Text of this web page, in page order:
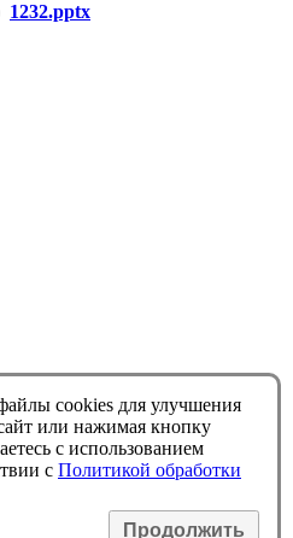
1232.pptx
cookies для улучшения
или нажимая кнопку
с использованием
с Политикой обработки
Продолжить